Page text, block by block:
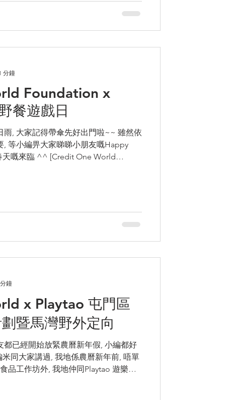
Foundation x
餐遊戲日
雨, 大家記得帶傘先好出門啦~~ 雖然依
, 等小編畀大家睇睇小朋友嘅Happy
天嘅來臨 ^^ [Credit One World
分鐘
x Playtao 屯門區
暨馬灣野外定向
都已經開始放緊農曆新年假, 小編都好
同大家講過, 我地係農曆新年前, 唔單
品工作坊外, 我地仲同Playtao 遊樂道
鐘